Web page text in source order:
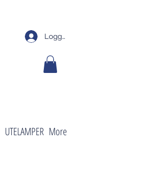
Logg inn
UTELAMPER More